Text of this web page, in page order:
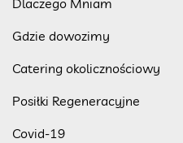
Dlaczego Mniam
Gdzie dowozimy
Catering okolicznościowy
Posiłki Regeneracyjne
Covid-19